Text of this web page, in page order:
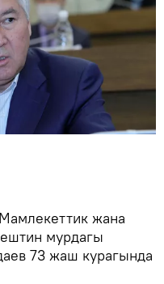
Мамлекеттик жана
мурдагы
73 жаш курагында